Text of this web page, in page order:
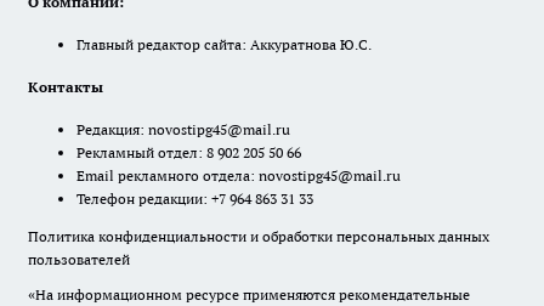
Главный редактор сайта: Аккуратнова Ю.С.
Контакты
Редакция: novostipg45@mail.ru
Рекламный отдел: 8 902 205 50 66
Email рекламного отдела: novostipg45@mail.ru
Телефон редакции: +7 964 863 31 33
Политика конфиденциальности и обработки персональных данных
пользователей
«На информационном ресурсе применяются рекомендательные